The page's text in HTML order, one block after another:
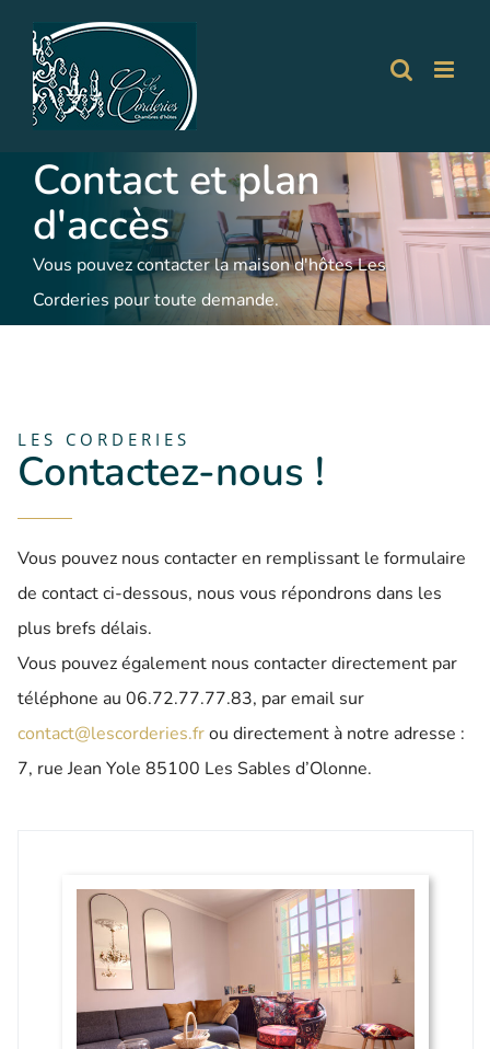
contenu
Contact et plan
d'accès
Vous pouvez contacter la maison d'hôtes Les
Corderies pour toute demande.
LES CORDERIES
Contactez-nous !
Vous pouvez nous contacter en remplissant le formulaire
de contact ci-dessous, nous vous répondrons dans les
plus brefs délais.
Vous pouvez également nous contacter directement par
téléphone au 06.72.77.77.83, paremail sur
contact@lescorderies.frou directement à notre adresse :
7, rue Jean Yole 85100 Les Sables d’Olonne.